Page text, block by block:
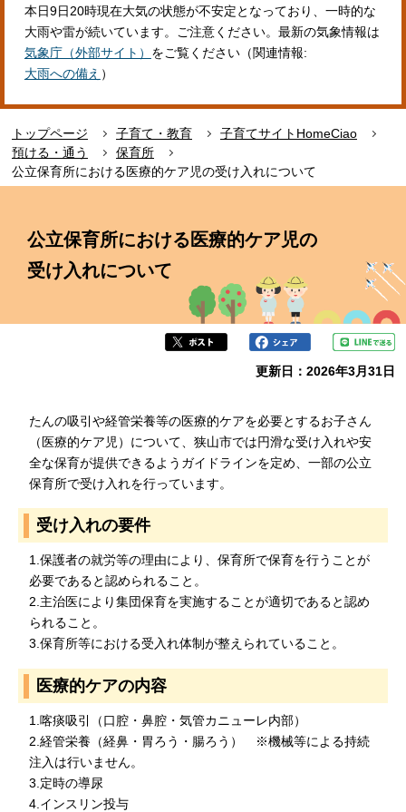
本日9日20時現在大気の状態が不安定となっており、一時的な
大雨や雷が続いています。ご注意ください。最新の気象情報は
気象庁（外部サイト） をご覧ください（関連情報:
大雨への備え ）
トップページ 子育て・教育
子育てサイトHomeCiao
預ける・通う
保育所
公立保育所における医療的ケア児の受け入れについて
公立保育所における医療的ケア児の
受け入れについて
更新日：2026年3月31日
たんの吸引や経管栄養等の医療的ケアを必要とするお子さん
（医療的ケア児）について、狭山市では円滑な受け入れや安
全な保育が提供できるようガイドラインを定め、一部の公立
保育所で受け入れを行っています。
受け入れの要件
1.保護者の就労等の理由により、保育所で保育を行うことが
必要であると認められること。
2.主治医により集団保育を実施することが適切であると認め
られること。
3.保育所等における受入れ体制が整えられていること。
医療的ケアの内容
1.喀痰吸引（口腔・鼻腔・気管カニューレ内部）
2.経管栄養（経鼻・胃ろう・腸ろう） ※機械等による持続
注入は行いません。
3.定時の導尿
4.インスリン投与